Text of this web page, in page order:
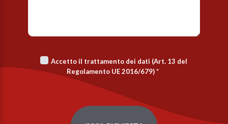
Accetto il trattamento dei dati (Art. 13 del
Regolamento UE 2016/679)*